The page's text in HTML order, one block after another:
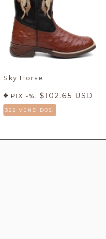
Sky Horse
PIX -%: $102.65 USD
322 VENDIDOS.